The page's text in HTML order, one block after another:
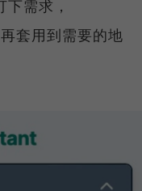
需求，
套用到需要的地